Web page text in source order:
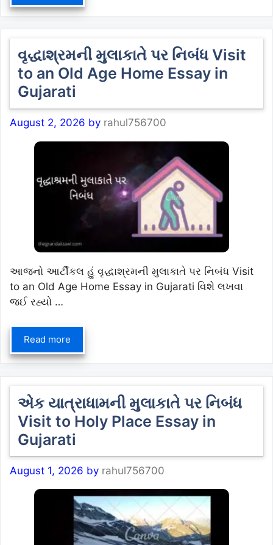
વૃદ્ધાશ્રમની મુલાકાતે પર નિબંધ Visit
to an Old Age Home Essay in
Gujarati
August 2, 2026 by rahul756700
આજનો આર્ટીકલ હું વૃદ્ધાશ્રમની મુલાકાતે પર નિબંધ Visit
to an Old Age Home Essay in Gujarati વિશે લખવા
જઈ રહ્યો …
Read more
એક યાત્રાધામની મુલાકાતે પર નિબંધ
Visit to Holy Place Essay in
Gujarati
August 1, 2026 by rahul756700